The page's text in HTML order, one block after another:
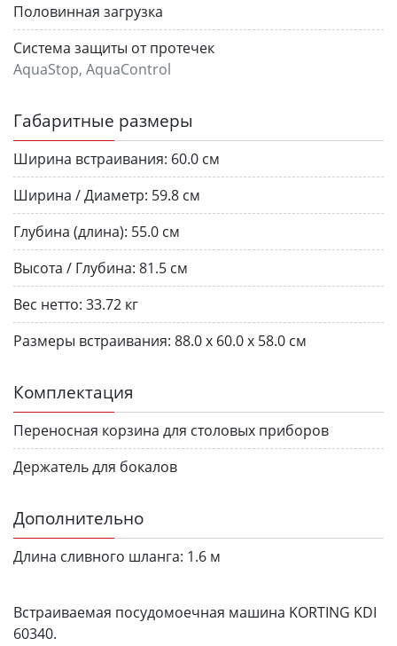
Половинная загрузка
Система защиты от протечек
AquaStop, AquaControl
Габаритные размеры
Ширина встраивания: 60.0 см
Ширина / Диаметр: 59.8 см
Глубина (длина): 55.0 см
Высота / Глубина: 81.5 см
Вес нетто: 33.72 кг
Размеры встраивания: 88.0 x 60.0 х 58.0 см
Комплектация
Переносная корзина для столовых приборов
Держатель для бокалов
Дополнительно
Длина сливного шланга: 1.6 м
Встраиваемая посудомоечная машина KORTING KDI
60340.